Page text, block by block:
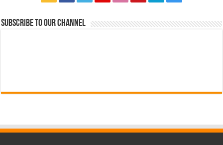
Subscribe to our Channel